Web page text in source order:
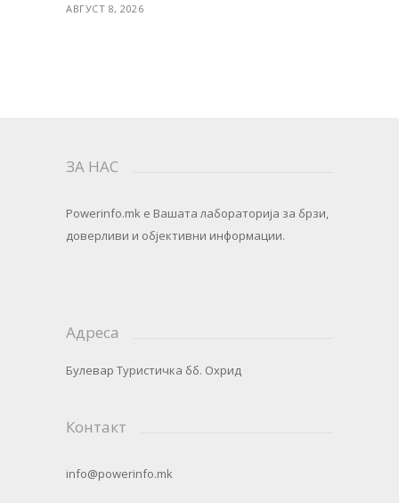
АВГУСТ 8, 2026
ЗА НАС
Powerinfo.mk e Вашата лабораторија за брзи,
доверливи и објективни информации.
Адреса
Булевар Туристичка бб. Охрид
Контакт
info@powerinfo.mk